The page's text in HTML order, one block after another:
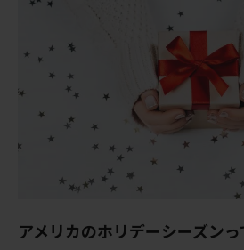
アメリカのホリデーシーズン